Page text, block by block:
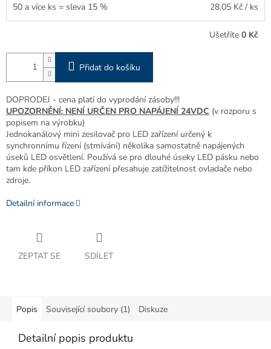
50 a více ks = sleva 15 % 28,05 Kč / ks
Ušetříte 0 Kč
Přidat do košíku
DOPRODEJ - cena platí do vyprodání zásoby!!!
UPOZORNĚNÍ: NENÍ URČEN PRO NAPÁJENÍ 24VDC (v rozporu s
popisem na výrobku)
Jednokanálový mini zesilovač pro LED zařízení určený k
synchronnímu řízení (stmívání) několika samostatně napájených
úseků LED osvětlení. Používá se pro dlouhé úseky LED pásku nebo
tam kde příkon LED zařízení přesahuje zatížitelnost ovladače nebo
zdroje.
Detailní informace
ZEPTAT SE SDÍLET
Popis Související soubory (1) Diskuze
Detailní popis produktu